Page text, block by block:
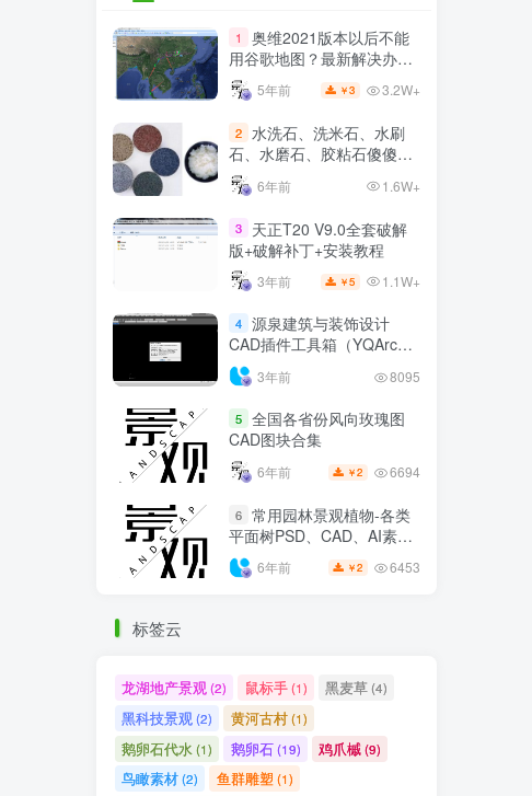
1
奥维2021版本以后不能
用谷歌地图？最新解决办法
苹果安卓电脑
5年前 ￥3 3.2W+
2
水洗石、洗米石、水刷
石、水磨石、胶粘石傻傻分
不清楚
6年前 1.6W+
3
天正T20 V9.0全套破解
版+破解补丁+安装教程
3年前 ￥5 1.1W+
4 源泉建筑与装饰设计
CAD插件工具箱（YQArch
6.7.4）
3年前 8095
5 全国各省份风向玫瑰图
CAD图块合集
6年前 ￥2 6694
6 常用园林景观植物-各类
平面树PSD、CAD、AI素材
线稿
6年前 ￥2 6453
标签云
龙湖地产景观 (2) 鼠标手(1) 黑麦草(4)
黑科技景观 (2) 黄河古村(1)
鹅卵石代水 (1) 鹅卵石(19) 鸡爪槭(9)
鸟瞰素材(2) 鱼群雕塑 (1)